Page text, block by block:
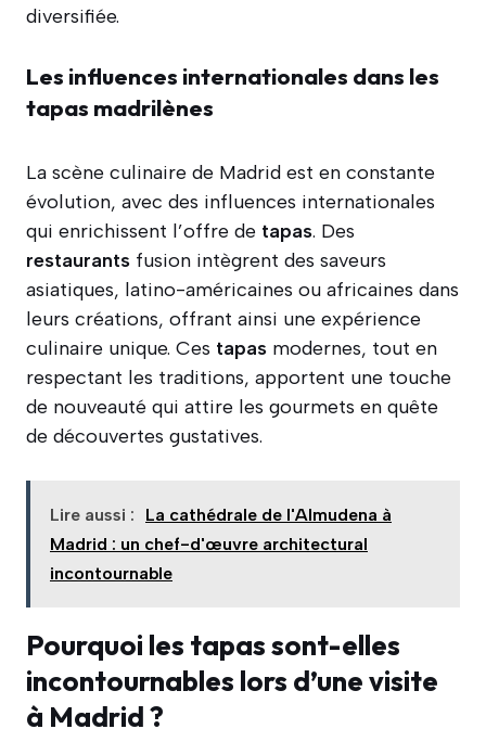
diversifiée.
Les influences internationales dans les
tapas madrilènes
La scène culinaire de Madrid est en constante
évolution, avec des influences internationales
qui enrichissent l’offre de tapas. Des
restaurants fusion intègrent des saveurs
asiatiques, latino-américaines ou africaines dans
leurs créations, offrant ainsi une expérience
culinaire unique. Ces tapas modernes, tout en
respectant les traditions, apportent une touche
de nouveauté qui attire les gourmets en quête
de découvertes gustatives.
Lire aussi :
La cathédrale de l'Almudena à
Madrid : un chef-d'œuvre architectural
incontournable
Pourquoi les tapas sont-elles
incontournables lors d’une visite
à Madrid ?